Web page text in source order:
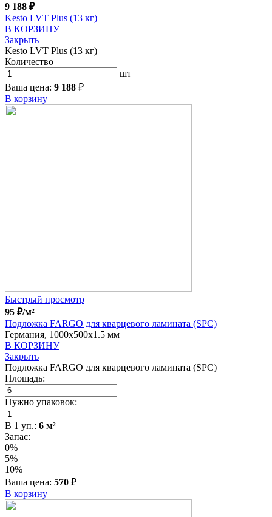
9 188 ₽
Kesto LVT Plus (13 кг)
В КОРЗИНУ
Закрыть
Kesto LVT Plus (13 кг)
Количество
шт
Ваша цена: 9 188 ₽
В корзину
Быстрый просмотр
95 ₽/м²
Подложка FARGO для кварцевого ламината (SPC)
Германия, 1000x500x1.5 мм
В КОРЗИНУ
Закрыть
Подложка FARGO для кварцевого ламината (SPC)
Площадь:
Нужно упаковок:
В 1 уп.: 6 м²
Запас:
0%
5%
10%
Ваша цена: 570 ₽
В корзину